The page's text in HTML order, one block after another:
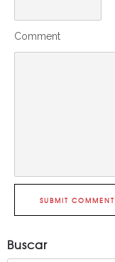
Comment
SUBMIT COMMENT
Buscar